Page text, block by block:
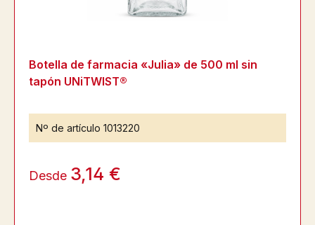
Botella de farmacia «Julia» de 500 ml sin
tapón UNiTWIST®
Nº de artículo 1013220
Desde 3,14 €